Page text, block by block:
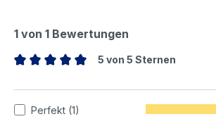
1 von 1 Bewertungen
5 von 5 Sternen
Perfekt (1)